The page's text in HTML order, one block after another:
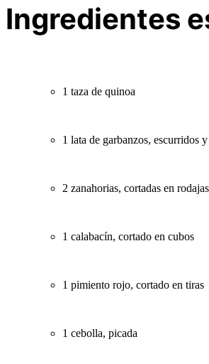
Ingredientes
1 taza de quinoa
1 lata de garbanzos, escurridos
2 zanahorias, cortadas en rodajas
1 calabacín, cortado en cubos
1 pimiento rojo, cortado en tiras
1 cebolla, picada